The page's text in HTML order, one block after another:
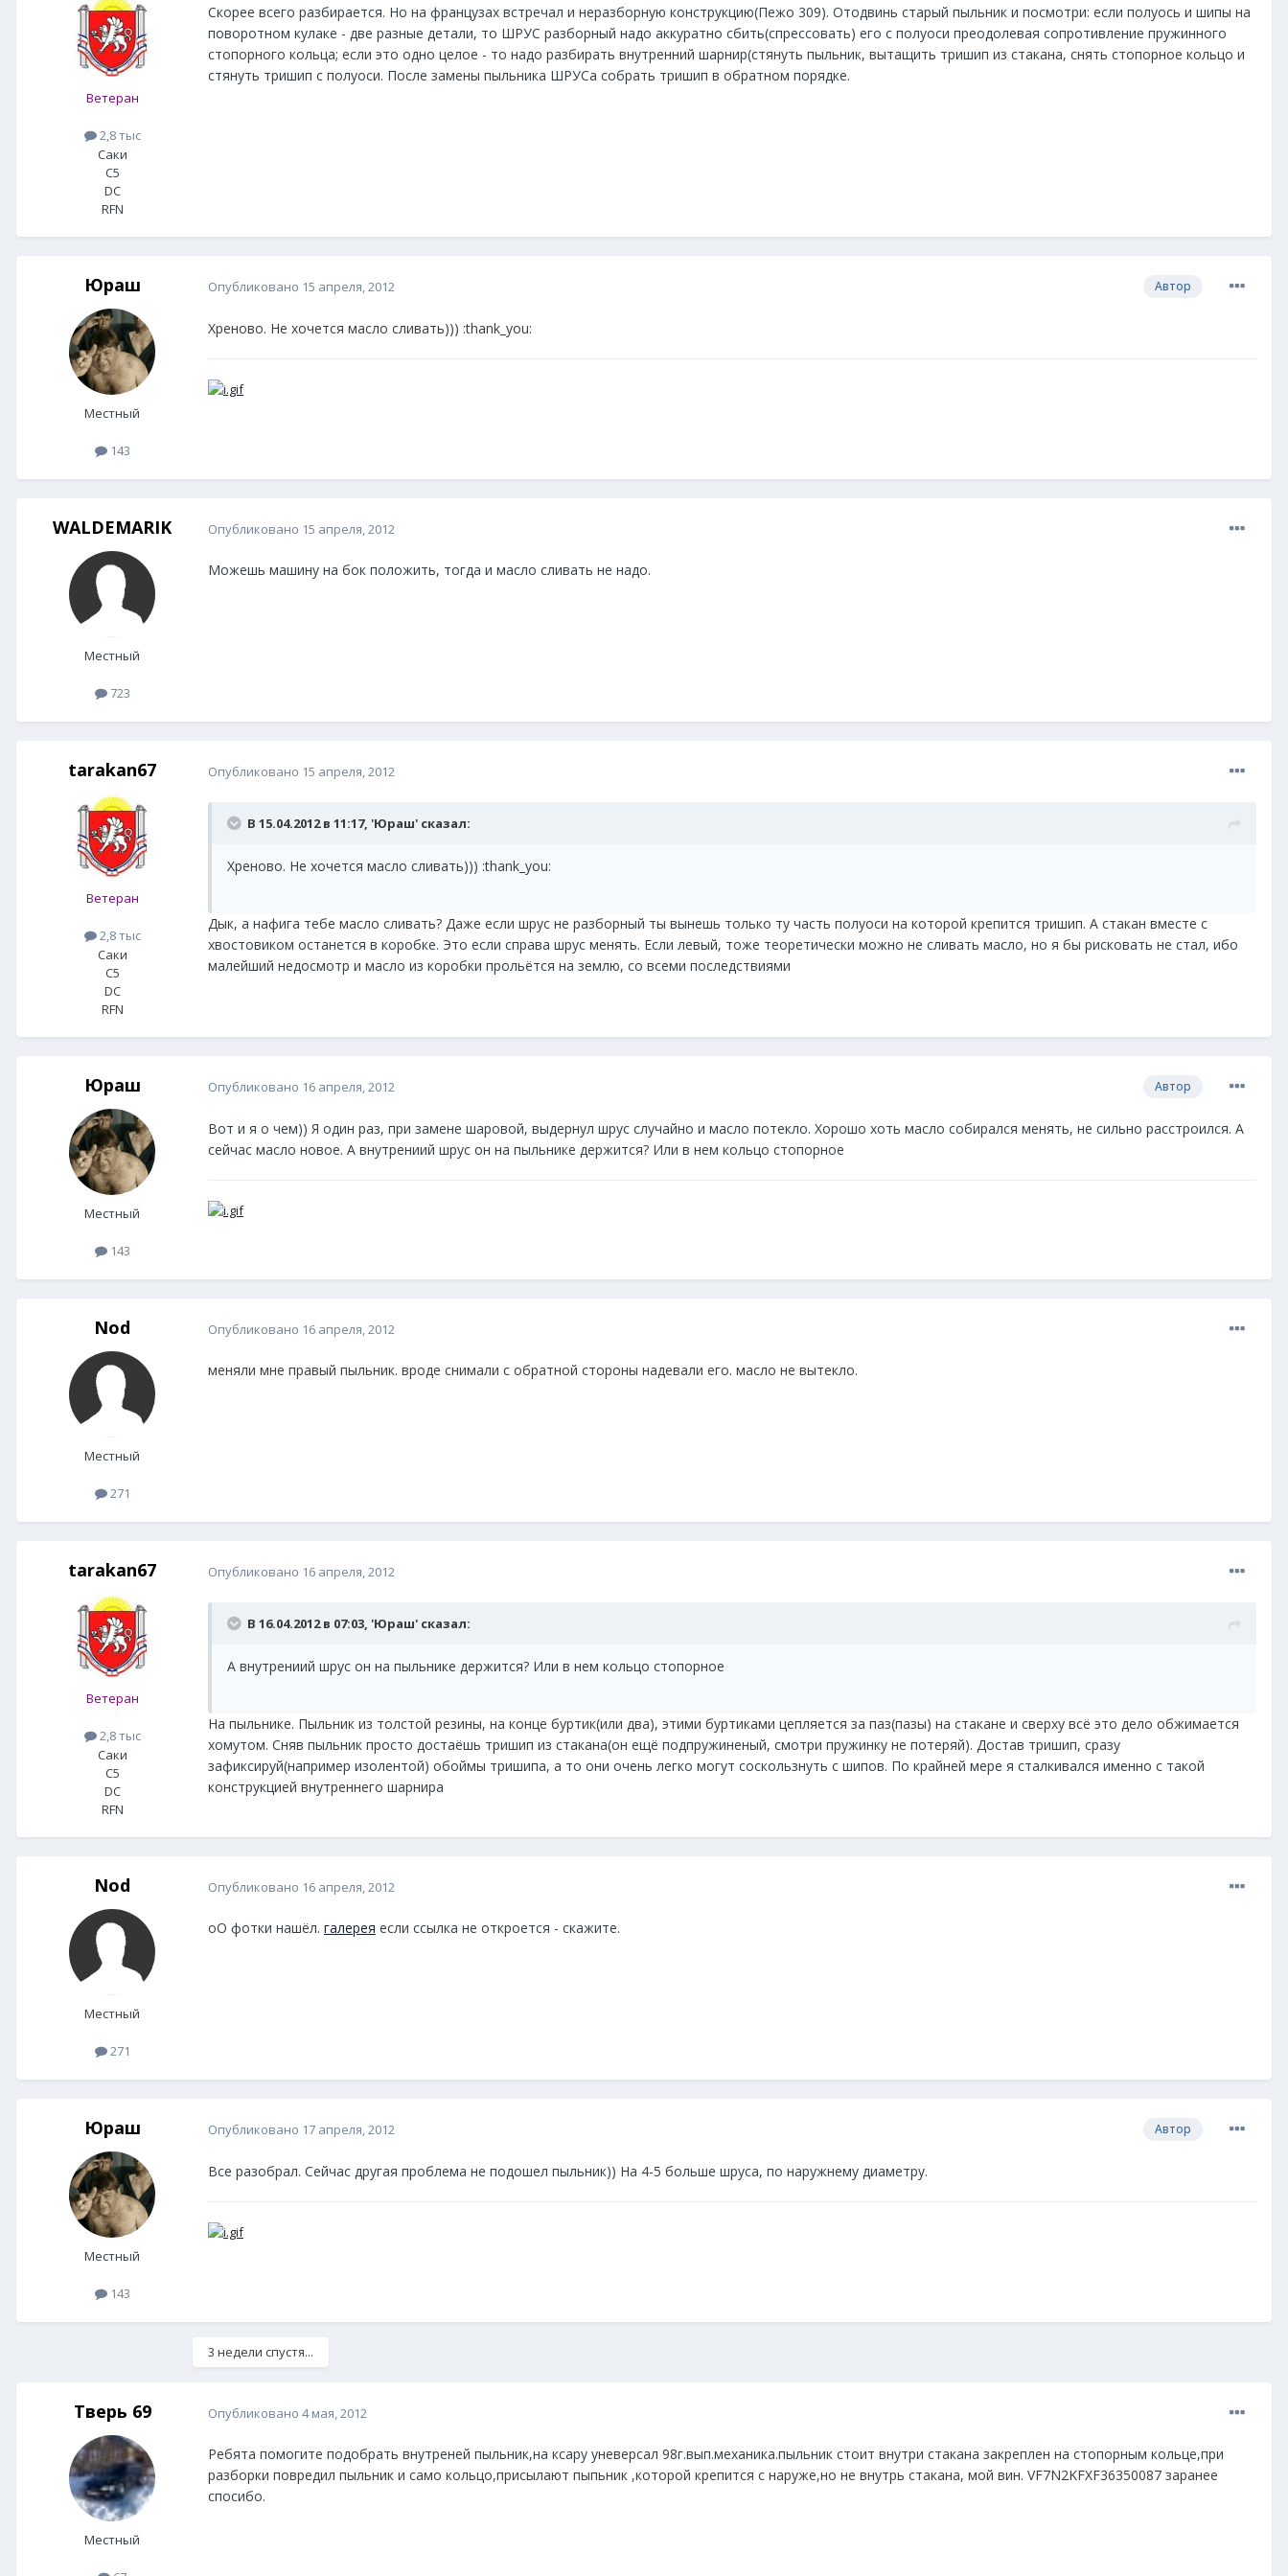
Ветеран
2,8 тыс
Саки
C5
DC
RFN
Скорее всего разбирается. Но на французах встречал и неразборную конструкцию(Пежо 309). Отодвинь старый пыльник и посмотри: если полуось и шипы на
поворотном кулаке - две разные детали, то ШРУС разборный надо аккуратно сбить(спрессовать) его с полуоси преодолевая сопротивление пружинного
стопорного кольца; если это одно целое - то надо разбирать внутренний шарнир(стянуть пыльник, вытащить тришип из стакана, снять стопорное кольцо и
стянуть тришип с полуоси. После замены пыльника ШРУСа собрать тришип в обратном порядке.
Юраш
Местный
143
Автор
Опубликовано 15 апреля, 2012
Хреново. Не хочется масло сливать))) :thank_you:
WALDEMARIK
Местный
723
Опубликовано 15 апреля, 2012
Можешь машину на бок положить, тогда и масло сливать не надо.
tarakan67
Ветеран
2,8 тыс
Саки
C5
DC
RFN
Опубликовано 15 апреля, 2012
В 15.04.2012 в 11:17, 'Юраш' сказал:
Хреново. Не хочется масло сливать))) :thank_you:
Дык, а нафига тебе масло сливать? Даже если шрус не разборный ты вынешь только ту часть полуоси на которой крепится тришип. А стакан вместе с
хвостовиком останется в коробке. Это если справа шрус менять. Если левый, тоже теоретически можно не сливать масло, но я бы рисковать не стал, ибо
малейший недосмотр и масло из коробки прольётся на землю, со всеми последствиями
Юраш
Местный
143
Автор
Опубликовано 16 апреля, 2012
Вот и я о чем)) Я один раз, при замене шаровой, выдернул шрус случайно и масло потекло. Хорошо хоть масло собирался менять, не сильно расстроился. А
сейчас масло новое. А внутрениий шрус он на пыльнике держится? Или в нем кольцо стопорное
Nod
Местный
271
Опубликовано 16 апреля, 2012
меняли мне правый пыльник. вроде снимали с обратной стороны надевали его. масло не вытекло.
tarakan67
Ветеран
2,8 тыс
Саки
C5
DC
RFN
Опубликовано 16 апреля, 2012
В 16.04.2012 в 07:03, 'Юраш' сказал:
А внутрениий шрус он на пыльнике держится? Или в нем кольцо стопорное
На пыльнике. Пыльник из толстой резины, на конце буртик(или два), этими буртиками цепляется за паз(пазы) на стакане и сверху всё это дело обжимается
хомутом. Сняв пыльник просто достаёшь тришип из стакана(он ещё подпружиненый, смотри пружинку не потеряй). Достав тришип, сразу
зафиксируй(например изолентой) обоймы тришипа, а то они очень легко могут соскользнуть с шипов. По крайней мере я сталкивался именно с такой
конструкцией внутреннего шарнира
Nod
Местный
271
Опубликовано 16 апреля, 2012
оО фотки нашёл. галерея если ссылка не откроется - скажите.
Юраш
Местный
143
Автор
Опубликовано 17 апреля, 2012
Все разобрал. Сейчас другая проблема не подошел пыльник)) На 4-5 больше шруса, по наружнему диаметру.
3 недели спустя...
Тверь 69
Местный
Опубликовано 4 мая, 2012
Ребята помогите подобрать внутреней пыльник,на ксару уневерсал 98г.вып.механика.пыльник стоит внутри стакана закреплен на стопорным кольце,при
разборки повредил пыльник и само кольцо,присылают пыпьник ,которой крепится с наруже,но не внутрь стакана, мой вин. VF7N2KFXF36350087 заранее
спосибо.